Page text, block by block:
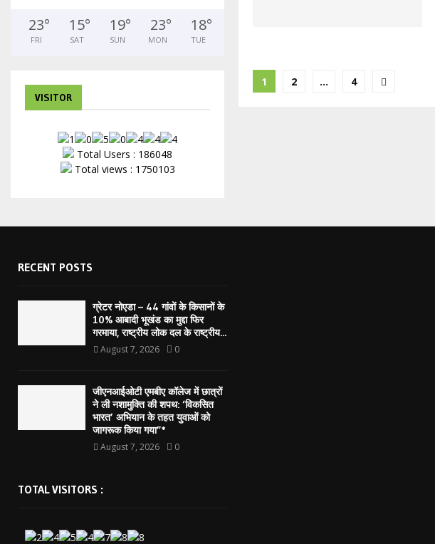
Posts
1 2 … 4
23°
FRI
15°
SAT
19°
SUN
23°
MON
18°
TUE
VISITOR
Total Users : 186048
Total views : 1750103
RECENT POSTS
ग्रेटर नोएडा – 44 गांवों के किसानों के
10% आबादी भूखंड का मुद्दा फिर
गरमाया, राष्ट्रीय लोक दल के राष्ट्रीय...
August 7, 2026 0
जीएनआईओटी एमबीए कॉलेज में छात्रों
ने ली नशामुक्ति की शपथ: ‘विकसित
भारत’ अभियान के तहत युवाओं को
जागरूक किया गया”*
August 7, 2026 0
TOTAL VISITORS :